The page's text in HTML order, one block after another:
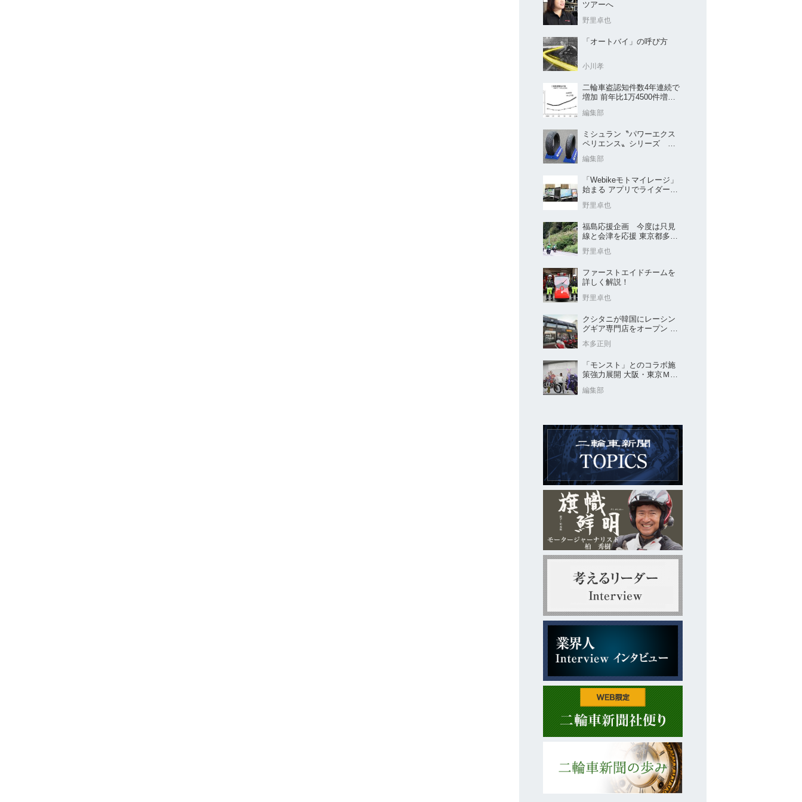
ツアーへ
野里卓也
「オートバイ」の呼び方
小川孝
二輪車盗認知件数4年連続で
増加 前年比1万4500件増／
編集部
ミシュラン〝パワーエクス
ペリエンス〟シリーズ
売
編集部
「Webikeモトマイレージ」
始まる アプリでライダーと
野里卓也
福島応援企画 今度は只見
線と会津を応援 東京都多摩
野里卓也
ファーストエイドチームを
詳しく解説！
野里卓也
クシタニが韓国にレーシン
グギア専門店をオープン 今
に展開
本多正則
「モンスト」とのコラボ施
策強力展開 大阪・東京ＭＣ
編集部